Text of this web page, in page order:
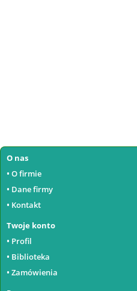
O nas
• O firmie
• Dane firmy
• Kontakt
Twoje konto
• Profil
• Biblioteka
• Zamówienia